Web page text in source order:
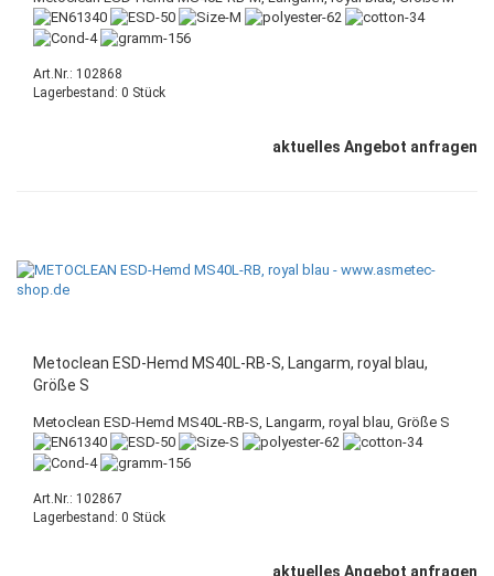
Art.Nr.: 102868
Lagerbestand: 0 Stück
aktuelles Angebot anfragen
Metoclean ESD-Hemd MS40L-RB-S, Langarm, royal blau,
Größe S
Metoclean ESD-Hemd MS40L-RB-S, Langarm, royal blau, Größe S
Art.Nr.: 102867
Lagerbestand: 0 Stück
aktuelles Angebot anfragen